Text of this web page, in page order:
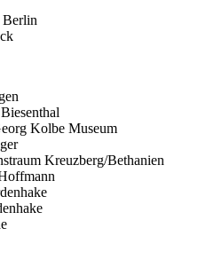
Berlin
Kolbe Museum
Kreuzberg/Bethanien